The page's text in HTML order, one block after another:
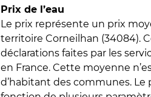
Prix de l’eau
Le prix représente un prix
territoire Corneilhan (34084).
déclarations faites par les
en France. Cette moyenne
d’habitant des communes. Le